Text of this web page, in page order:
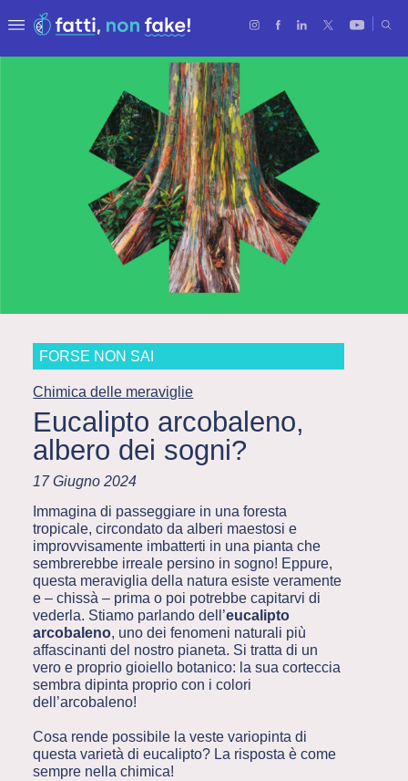
FORSE NON SAI
Chimica delle meraviglie
Eucalipto arcobaleno,
albero dei sogni?
17 Giugno 2024
Immagina di passeggiare in una foresta
tropicale, circondato da alberi maestosi e
improvvisamente imbatterti in una pianta che
sembrerebbe irreale persino in sogno! Eppure,
questa meraviglia della natura esiste veramente
e – chissà – prima o poi potrebbe capitarvi di
vederla. Stiamo parlando dell’eucalipto
arcobaleno, uno dei fenomeni naturali più
affascinanti del nostro pianeta. Si tratta di un
vero e proprio gioiello botanico: la sua corteccia
sembra dipinta proprio con i colori
dell’arcobaleno!
Cosa rende possibile la veste variopinta di
questa varietà di eucalipto? La risposta è come
sempre nella chimica!